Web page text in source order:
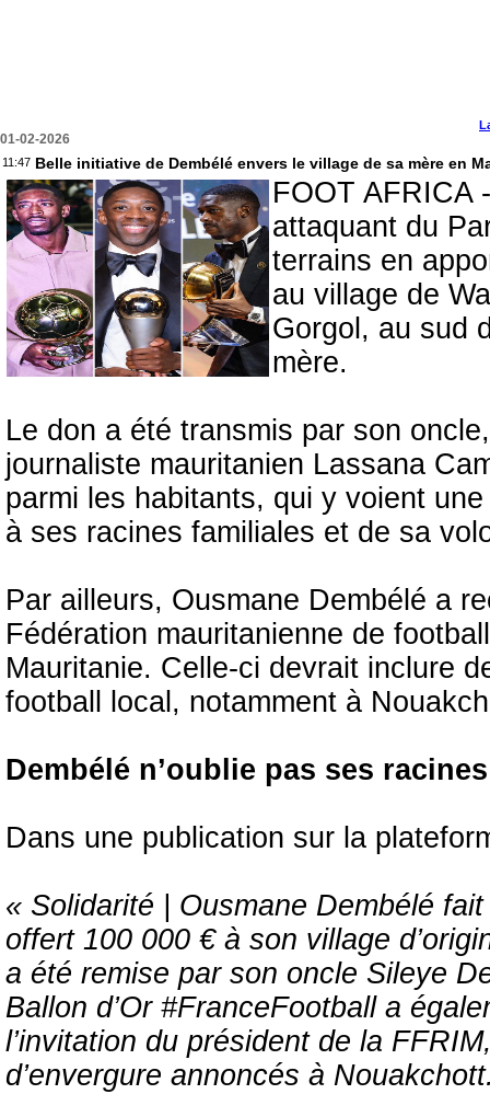
01-02-2026
11:47 Belle initiative de Dembélé envers le village de sa mère en
FOOT AFRICA
attaquant du
terrains en
au village de
Gorgol, au sud
mère.
Le don a été transmis par son
journaliste mauritanien Lassana
parmi les habitants, qui y voient
à ses racines familiales et de sa
Par ailleurs, Ousmane Dembélé a
Fédération mauritanienne de
Mauritanie. Celle-ci devrait inclure
football local, notamment à
Dembélé n’oublie pas ses
Dans une publication sur la
« Solidarité | Ousmane Dembélé
offert 100 000 € à son village
a été remise par son oncle Sileye
Ballon d’Or #FranceFootball a
l’invitation du président de la
d’envergure annoncés à